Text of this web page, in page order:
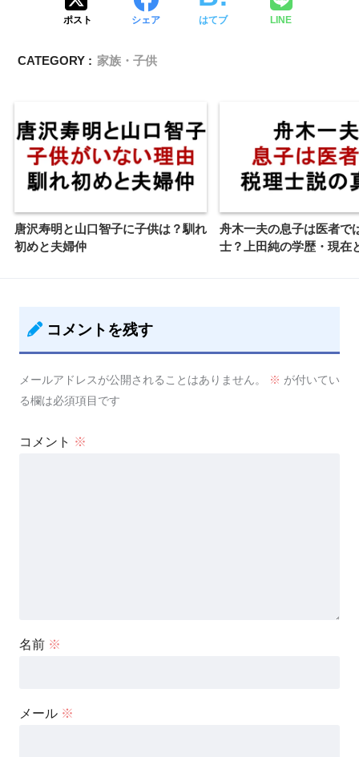
ポスト シェア はてブ LINE
CATEGORY : 家族・子供
唐沢寿明と山口智子に子供は？馴れ
初めと夫婦仲
舟木一夫の息子は医者で
士？上田純の学歴・現在
コメントを残す
メールアドレスが公開されることはありません。 ※ が付いてい
る欄は必須項目です
コメント ※
名前 ※
メール ※